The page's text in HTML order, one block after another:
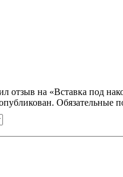
отзыв на «Вставка под
Обязательные